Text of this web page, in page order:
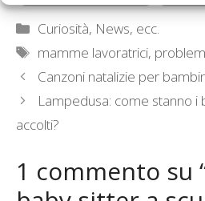
Categorie
Curiosità, News, ecc.
Tag
mamme lavoratrici,
Canzoni natalizie per
Lampedusa: come stanno i
accolti?
1 commento su